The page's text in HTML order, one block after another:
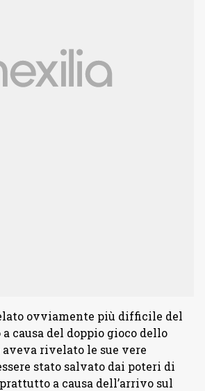
ovviamente più difficile del
causa del doppio gioco dello
aveva rivelato le sue vere
stato salvato dai poteri di
a causa dell’arrivo sul